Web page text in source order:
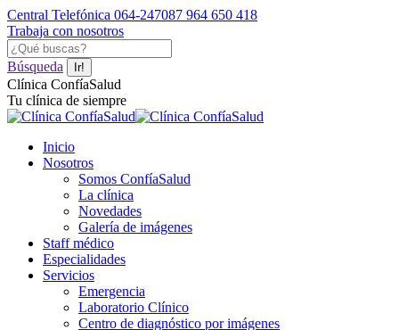
Saltar
al
contenido
Central Telefónica 064-247087 964 650 418
Trabaja con nosotros
Facebook
page
opens
in
new
window
YouTube
page
opens
in
new
window
Instagram
page
opens
in
new
window
Buscar:
Búsqueda
Clínica ConfíaSalud
Tu clínica de siempre
Inicio
Nosotros
Somos ConfíaSalud
La clínica
Novedades
Galería de imágenes
Staff médico
Especialidades
Servicios
Emergencia
Laboratorio Clínico
Centro de diagnóstico por imágenes